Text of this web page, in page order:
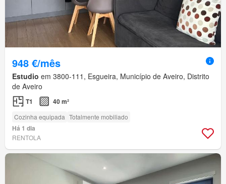
948 €/mês
Estudio em 3800-111, Esgueira, Município de Aveiro, Distrito
de Aveiro
T1 40 m²
Cozinha equipada Totalmente mobiliado
Há 1 dia
RENTOLA